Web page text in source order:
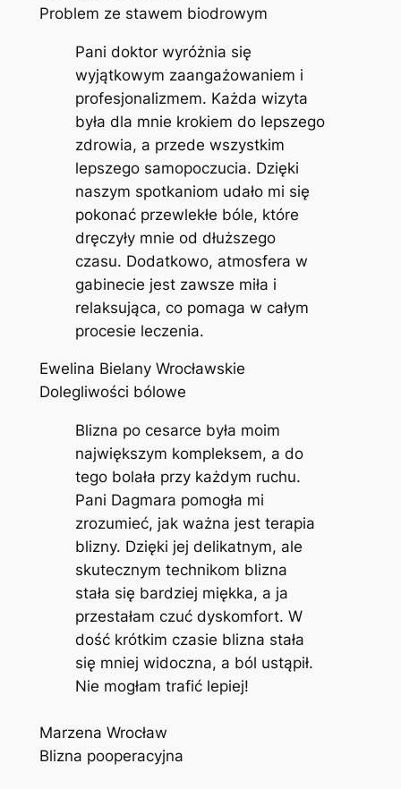
Problem ze stawem biodrowym
Pani doktor wyróżnia się
wyjątkowym zaangażowaniem i
profesjonalizmem. Każda wizyta
była dla mnie krokiem do lepszego
zdrowia, a przede wszystkim
lepszego samopoczucia. Dzięki
naszym spotkaniom udało mi się
pokonać przewlekłe bóle, które
dręczyły mnie od dłuższego
czasu. Dodatkowo, atmosfera w
gabinecie jest zawsze miła i
relaksująca, co pomaga w całym
procesie leczenia.
Ewelina Bielany Wrocławskie
Dolegliwości bólowe
Blizna po cesarce była moim
największym kompleksem, a do
tego bolała przy każdym ruchu.
Pani Dagmara pomogła mi
zrozumieć, jak ważna jest terapia
blizny. Dzięki jej delikatnym, ale
skutecznym technikom blizna
stała się bardziej miękka, a ja
przestałam czuć dyskomfort. W
dość krótkim czasie blizna stała
się mniej widoczna, a ból ustąpił.
Nie mogłam trafić lepiej!
Marzena Wrocław
Blizna pooperacyjna